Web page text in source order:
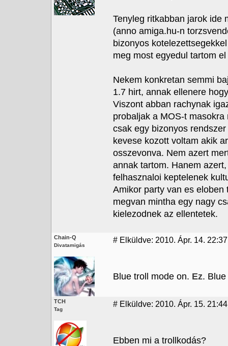
Tenyleg ritkabban jarok ide
(anno amiga.hu-n
bizonyos
meg most egyedul tartom
Nekem konkretan semmi
1.7 hirt, annak ellenere
Viszont abban rachynak
probaljak a MOS-t
csak egy bizonyos
kevese kozott voltam akik
osszevonva. Nem azert
annak tartom. Hanem
felhasznaloi keptelenek
Amikor party van es
megvan mintha egy nagy
kielezodnek az ellentetek.
Chain-Q
Divatamigás
# Elküldve: 2010. Ápr. 14. 22:37
Blue troll mode on. Ez.
TCH
Tag
# Elküldve: 2010. Ápr. 15. 21:44
Ebben mi a trollkodás?